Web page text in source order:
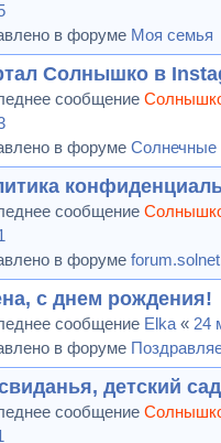
в форуме Моя семья
Солнышко в
сообщение
в форуме Солнечные
сообщение
в форуме
с днем рождения!
сообщение Elka « 24
в форуме
детский
сообщение